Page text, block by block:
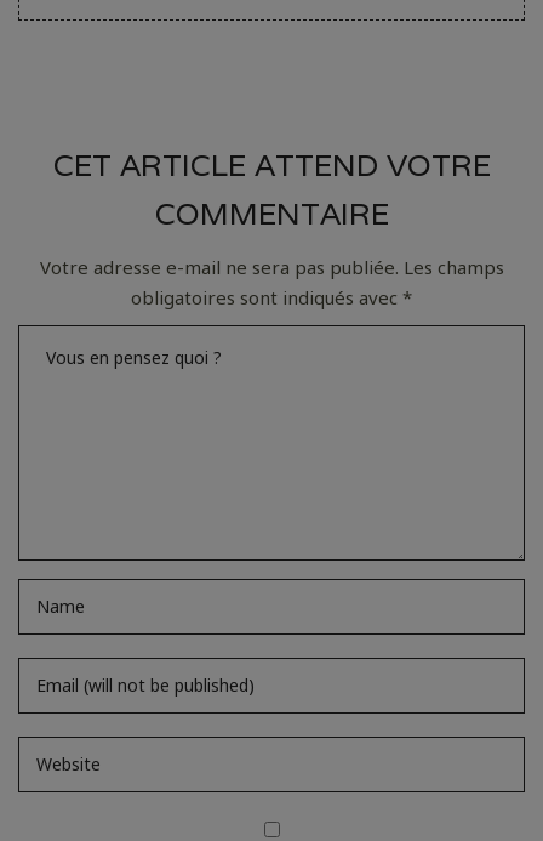
CET ARTICLE ATTEND VOTRE
COMMENTAIRE
Votre adresse e-mail ne sera pas publiée. Les champs
obligatoires sont indiqués avec *